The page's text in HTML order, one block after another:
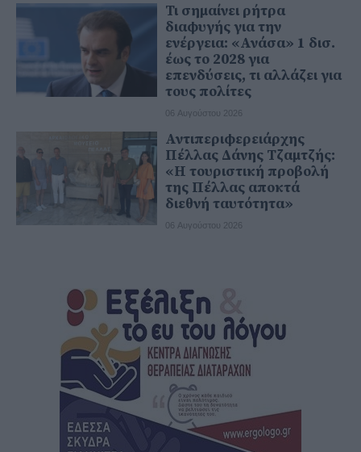
Τι σημαίνει ρήτρα
διαφυγής για την
ενέργεια: «Ανάσα» 1 δισ.
έως το 2028 για
επενδύσεις, τι αλλάζει για
τους πολίτες
06 Αυγούστου 2026
Αντιπεριφερειάρχης
Πέλλας Δάνης Τζαμτζής:
«Η τουριστική προβολή
της Πέλλας αποκτά
διεθνή ταυτότητα»
06 Αυγούστου 2026